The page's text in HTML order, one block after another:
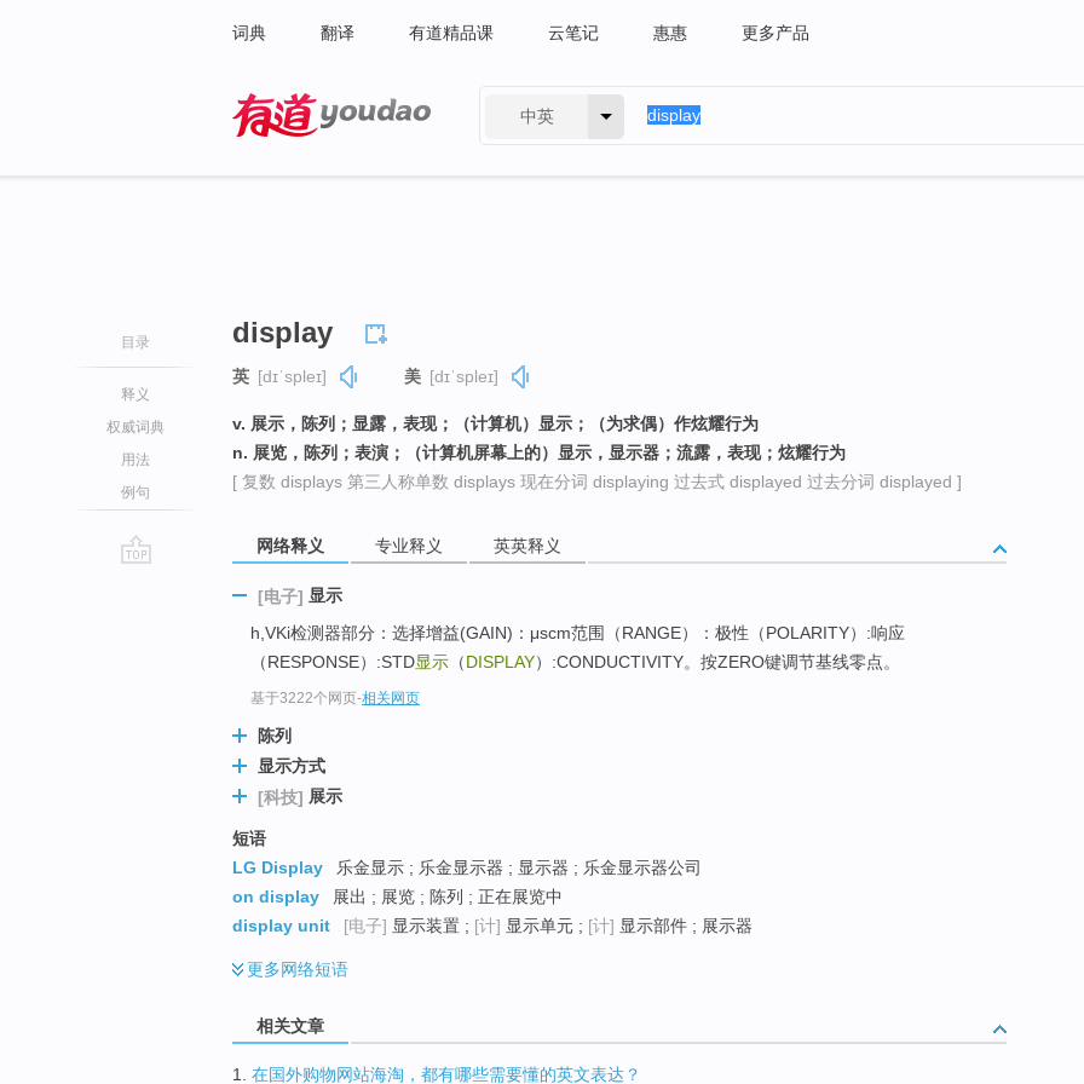
词典 翻译 有道精品课 云笔记 惠惠 更多产品
中英
目录
释义
权威词典
用法
例句
display
英 [dɪˈspleɪ] 美 [dɪˈspleɪ]
v. 展示，陈列；显露，表现；（计算机）显示；（为求偶）作炫耀行为
n. 展览，陈列；表演；（计算机屏幕上的）显示，显示器；流露，表现；炫耀行为
[ 复数 displays 第三人称单数 displays 现在分词 displaying 过去式 displayed 过去分词 displayed ]
网络释义 专业释义 英英释义
[电子] 显示
h,VKi检测器部分：选择增益(GAIN)：μscm范围（RANGE）：极性（POLARITY）:响应
（RESPONSE）:STD显示 （DISPLAY）:CONDUCTIVITY。按ZERO键调节基线零点。
基于3222个网页-相关网页
陈列
显示方式
[科技] 展示
短语
LG Display
乐金显示 ; 乐金显示器 ; 显示器 ; 乐金显示器公司
on display
展出 ; 展览 ; 陈列 ; 正在展览中
display unit
[电子] 显示装置 ; [计] 显示单元 ; [计] 显示部件 ; 展示器
更多网络短语
相关文章
1. 在国外购物网站海淘，都有哪些需要懂的英文表达？